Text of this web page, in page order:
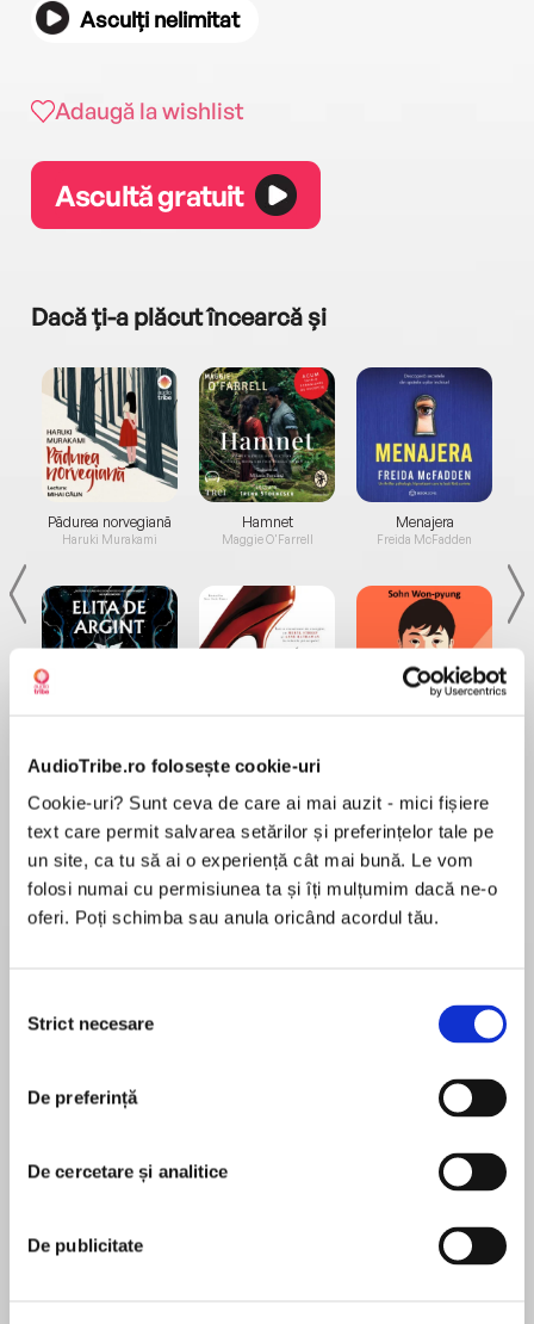
AudioTribe.ro folosește cookie-uri
Cookie-uri? Sunt ceva de care ai mai auzit - mici fișiere
text care permit salvarea setărilor și preferințelor tale pe
un site, ca tu să ai o experiență cât mai bună. Le vom
folosi numai cu permisiunea ta și îți mulțumim dacă ne-o
oferi. Poți schimba sau anula oricând acordul tău.
consimțământului
Strict necesare
De preferință
De cercetare și analitice
De publicitate
Asculți nelimitat
Adaugă la wishlist
Ascultă gratuit
Dacă ți-a plăcut încearcă și
Pădurea norvegiană
Haruki Murakami
de...
Dani Francis
Hamnet
Maggie O'Farrell
la...
Lauren Weisberger
Menajera
Freida McFadden
Desprecarte
Dog be gone!
make him go away?
În acest moment nu există recenzii
Joan L. Nodset
Joan L. Nodset was inspired to write this story
nearly forty years ago after catsitting Ptolemy, a